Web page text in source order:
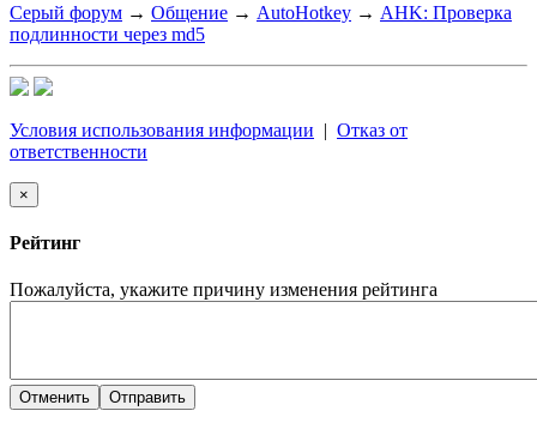
Серый форум → Общение → AutoHotkey → AHK: Проверка
подлинности через md5
Условия использования информации | Отказ от
ответственности
×
Рейтинг
Пожалуйста, укажите причину изменения рейтинга
Отменить Отправить